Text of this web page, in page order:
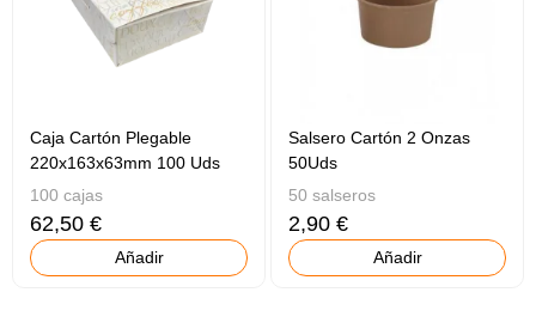
Caja Cartón Plegable
220x163x63mm 100 Uds
100 cajas
62,50 €
Añadir
Salsero Cartón 2 Onzas
50Uds
50 salseros
2,90 €
Añadir